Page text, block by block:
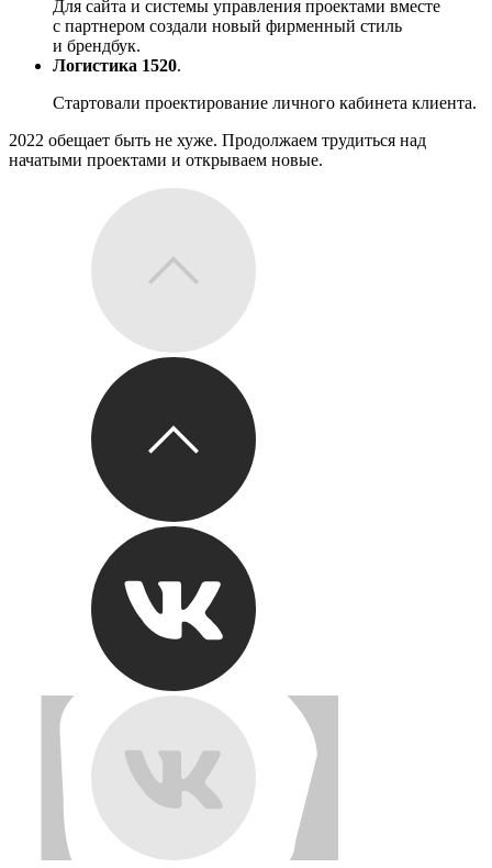
Для сайта и системы управления проектами вместе
с партнером создали новый фирменный стиль
и брендбук.
Логистика 1520.
Стартовали проектирование личного кабинета клиента.
2022 обещает быть не хуже. Продолжаем трудиться над
начатыми проектами и открываем новые.